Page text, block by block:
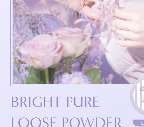
ブライトピュアベースCCと合わせて使いで、
さらに透けちゃうほど透明感のあるちゅるん肌に！
※メーキャップ効果による